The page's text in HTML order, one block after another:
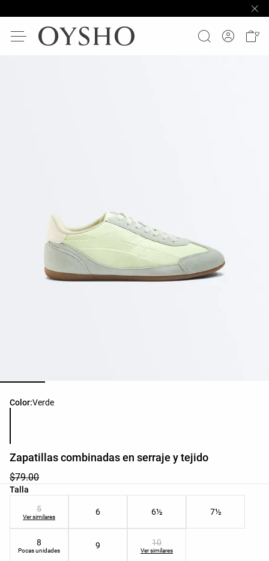
Color:Verde
Lista de colores del producto
Zapatillas combinadas en serraje y tejido
$79.00
Talla
Lista de tallas del producto
5
Ver similares
6 6½ 7½
8
Pocas unidades
9 10
Ver similares